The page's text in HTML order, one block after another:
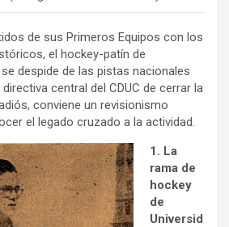
de sus Primeros Equipos con los
el hockey-patín de
despide de las pistas nacionales
central del CDUC de cerrar la
conviene un revisionismo
el legado cruzado a la actividad.
1. La
rama de
hockey
de
Universid